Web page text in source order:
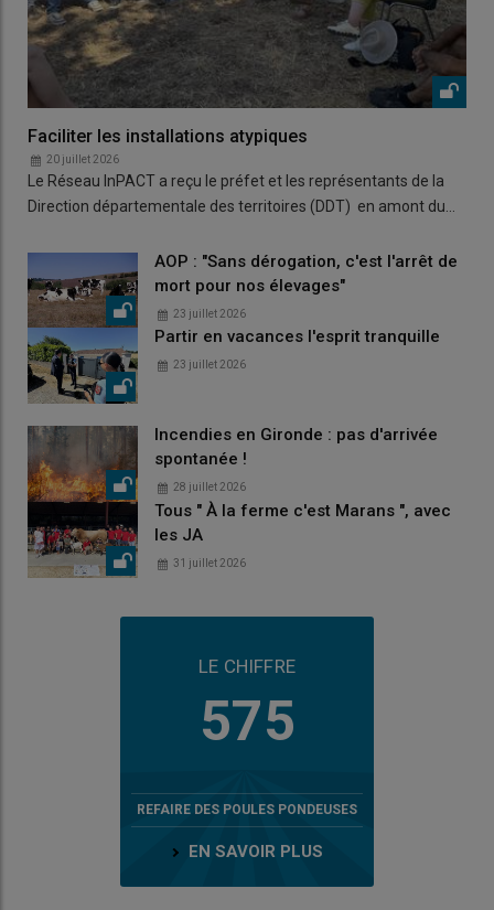
Faciliter les installations atypiques
20 juillet 2026
Le Réseau InPACT a reçu le préfet et les représentants de la
Direction départementale des territoires (DDT) en amont du…
AOP : "Sans dérogation, c'est l'arrêt de
mort pour nos élevages"
23 juillet 2026
Partir en vacances l'esprit tranquille
23 juillet 2026
Incendies en Gironde : pas d'arrivée
spontanée !
28 juillet 2026
Tous " À la ferme c'est Marans ", avec
les JA
31 juillet 2026
LE CHIFFRE
575
REFAIRE DES POULES PONDEUSES
EN SAVOIR PLUS